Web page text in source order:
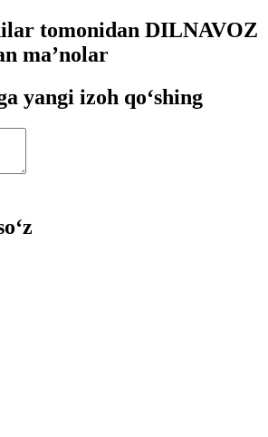
tomonidan DILNAVOZ
ma’nolar
yangi izoh qo‘shing